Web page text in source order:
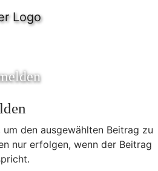
um den ausgewählten Beitrag zu
nur erfolgen, wenn der Beitrag